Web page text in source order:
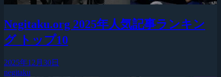
Negitaku.org 2025年人気記事ランキン
グ トップ10
2025年12月30日
negitaku